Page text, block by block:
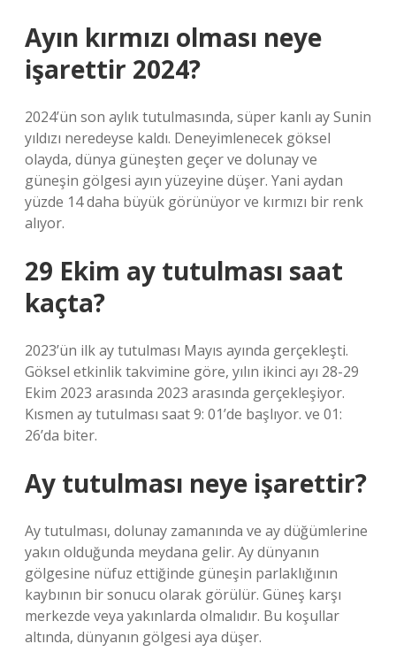
Ayın kırmızı olması neye
işarettir 2024?
2024’ün son aylık tutulmasında, süper kanlı ay Sunin
yıldızı neredeyse kaldı. Deneyimlenecek göksel
olayda, dünya güneşten geçer ve dolunay ve
güneşin gölgesi ayın yüzeyine düşer. Yani aydan
yüzde 14 daha büyük görünüyor ve kırmızı bir renk
alıyor.
29 Ekim ay tutulması saat
kaçta?
2023’ün ilk ay tutulması Mayıs ayında gerçekleşti.
Göksel etkinlik takvimine göre, yılın ikinci ayı 28-29
Ekim 2023 arasında 2023 arasında gerçekleşiyor.
Kısmen ay tutulması saat 9: 01’de başlıyor. ve 01:
26’da biter.
Ay tutulması neye işarettir?
Ay tutulması, dolunay zamanında ve ay düğümlerine
yakın olduğunda meydana gelir. Ay dünyanın
gölgesine nüfuz ettiğinde güneşin parlaklığının
kaybının bir sonucu olarak görülür. Güneş karşı
merkezde veya yakınlarda olmalıdır. Bu koşullar
altında, dünyanın gölgesi aya düşer.